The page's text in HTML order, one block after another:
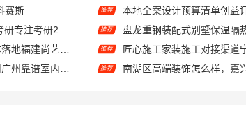
现代简约家庭装修免费设计整体落地福建尚艺空间公司
广东鼎饰空间装饰工程有限公司广州靠谱室内设计服务
售后质保完善湖南美学筑家公司软装配套，2小时响应更安心
推荐
推荐
推荐
推荐